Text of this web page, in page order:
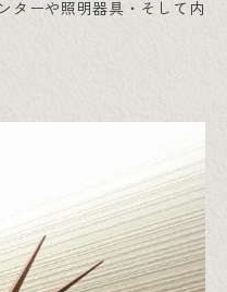
ターや照明器具・そして内